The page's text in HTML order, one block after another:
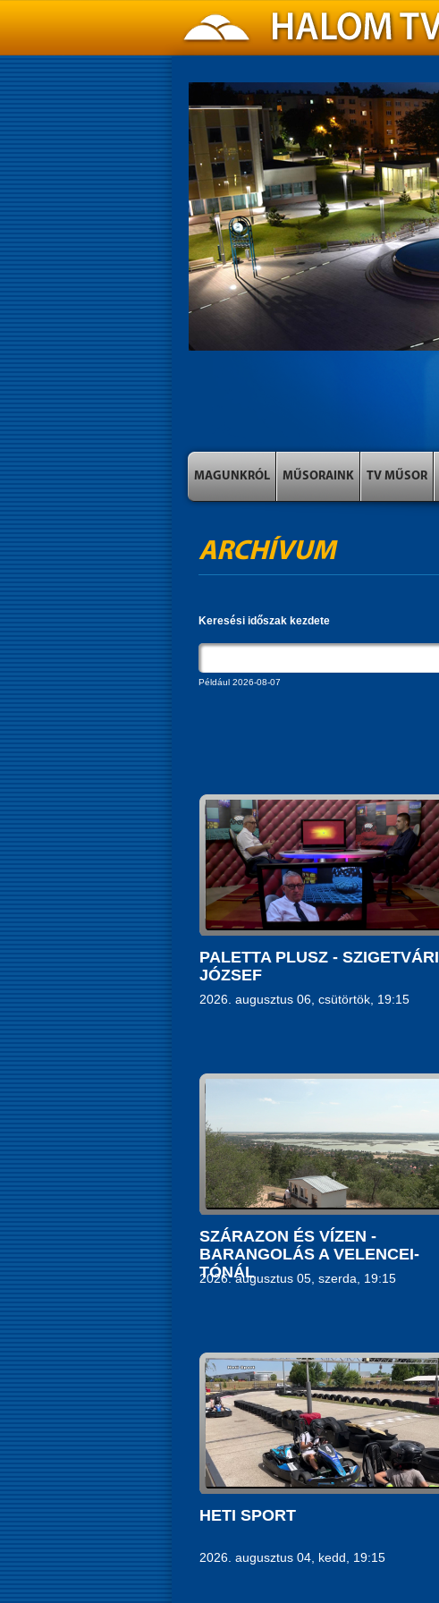
MAGUNKRÓL MŰSORAINK TV MŰSOR
ARCHÍVUM
Keresési időszak kezdete
Például 2026-08-07
PALETTA PLUSZ - SZIGETVÁRI
JÓZSEF
2026. augusztus 06, csütörtök, 19:15
SZÁRAZON ÉS VÍZEN -
BARANGOLÁS A VELENCEI-
TÓNÁL
2026. augusztus 05, szerda, 19:15
HETI SPORT
2026. augusztus 04, kedd, 19:15